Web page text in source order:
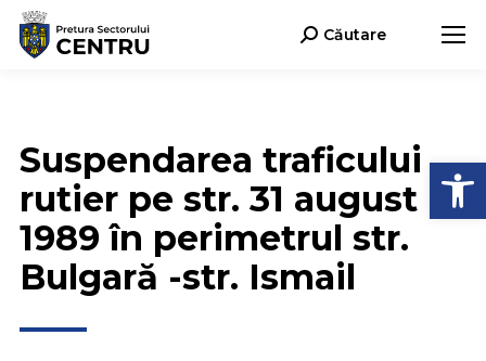
Search:Căutare
Suspendarea traficului
rutier pe str. 31 august
1989 în perimetrul str.
Bulgară -str. Ismail